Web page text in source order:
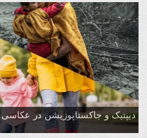
دیپتیک و جاکستا‌پوزیشن در عکاسی